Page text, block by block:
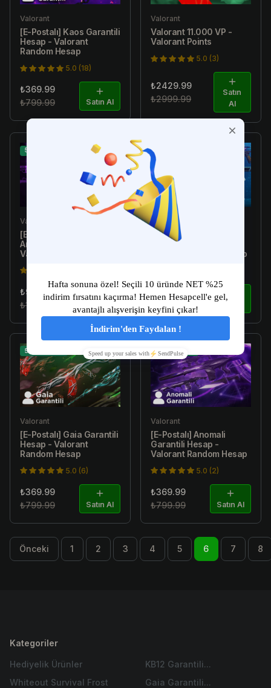
Valorant
[E-Postalı] Kaos Garantili
Hesap - Valorant
Random Hesap
5.0 (18)
₺369.99
₺799.99
Satın Al
Valorant
Valorant 11.000 VP -
Valorant Points
5.0 (3)
₺2429.99
₺2999.99
Satın
Al
51% İndirim
Valorant
[E-Postalı] 1-300 Skin
Arası Random Hesap -
Valorant Random Hesap
₺97.49
₺199.99
Satın
Valorant
[E-Postalı] Neptün
Garantili Hesap -
Valorant Random Hesap
₺369.99
₺799.99
Satın Al
54% İndirim
Valorant
[E-Postalı] Gaia Garantili
Hesap - Valorant
Random Hesap
5.0 (6)
₺369.99
₺799.99
Satın Al
54% İndirim
Valorant
[E-Postalı] Anomali
Garantili Hesap -
Valorant Random Hesap
5.0 (2)
₺369.99
₺799.99
Satın Al
Önceki 1 2 3 4 5 6 7 8
Kategoriler
Hediyelik Ürünler
Whiteout Survival Frost
KB12 Garantili...
Gaia Garantili...